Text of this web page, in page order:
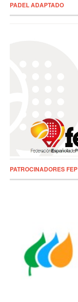
PADEL ADAPTADO
PATROCINADORES FEP